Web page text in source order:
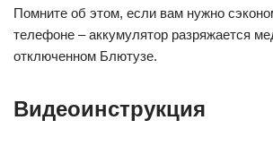
Помните об этом, если вам нужно
телефоне – аккумулятор разряжается
отключенном Блютузе.
Видеоинструкция